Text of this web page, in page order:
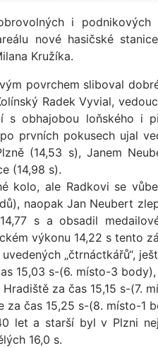
i
nové hasičské
Kružíka.
povrchem sliboval
Radek Vyvial,
s obhajobou loňského i
prvních pokusech ujal
(14,53 s), Janem
(14,98 s).
kolo, ale Radkovi se
naopak Jan Neubert
s a obsadil
výkonu 14,22 s tento
„čtrnáctkářů“,
15,03 s-(6. místo-3 body),
za čas 15,15 s-(7.
za čas 15,25 s-(8. místo-1
let a starší byl v Plzni
16,0 s.